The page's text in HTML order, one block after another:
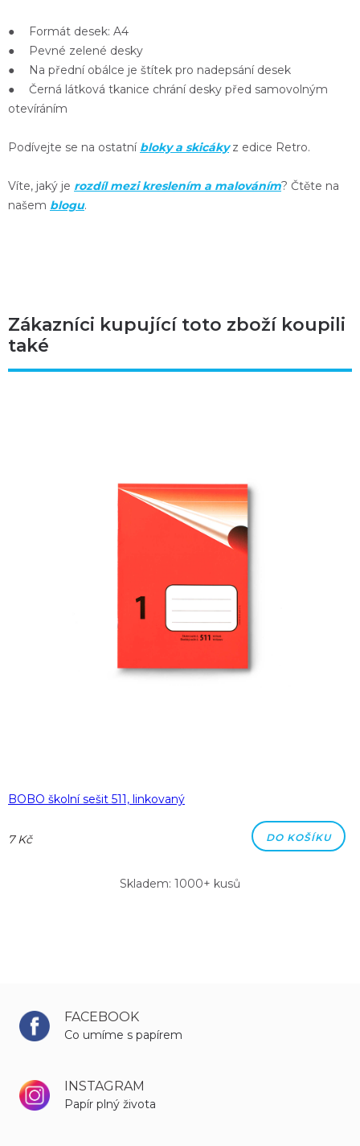
● Formát desek: A4
● Pevné zelené desky
● Na přední obálce je štítek pro nadepsání desek
● Černá látková tkanice chrání desky před samovolným
otevíráním
Podívejte se na ostatní bloky a skicákyz edice Retro.
Víte, jaký je rozdíl mezi kreslením a malováním? Čtěte na
našem blogu.
Zákazníci kupující toto zboží koupili
také
BOBO školní sešit 511, linkovaný
7 Kč DO KOŠÍKU
Skladem: 1000+ kusů
FACEBOOK
Co umíme s papírem
INSTAGRAM
Papír plný života